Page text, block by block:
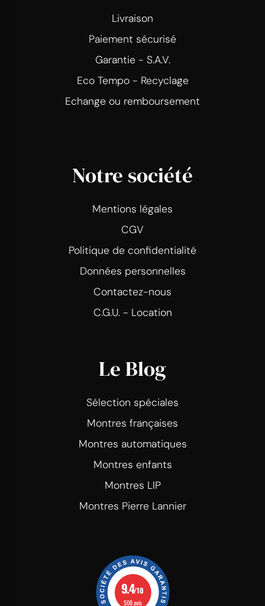
Livraison
Paiement sécurisé
Garantie - S.A.V.
Eco Tempo - Recyclage
Echange ou remboursement
Notre société
Mentions légales
CGV
Politique de confidentialité
Données personnelles
Contactez-nous
C.G.U. - Location
Le Blog
Sélection spéciales
Montres françaises
Montres automatiques
Montres enfants
Montres LIP
Montres Pierre Lannier
9.4/10
508 avis